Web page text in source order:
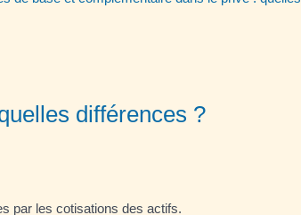
différences ?
par les cotisations des actifs.